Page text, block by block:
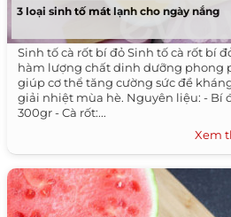
3 loại sinh tố mát lạnh cho ngày nắng
Sinh tố cà rốt bí đỏ Sinh tố cà rốt bí
hàm lượng chất dinh dưỡng phong
giúp cơ thể tăng cường sức đề
giải nhiệt mùa hè. Nguyên liệu: - Bí
300gr - Cà rốt:...
Xem